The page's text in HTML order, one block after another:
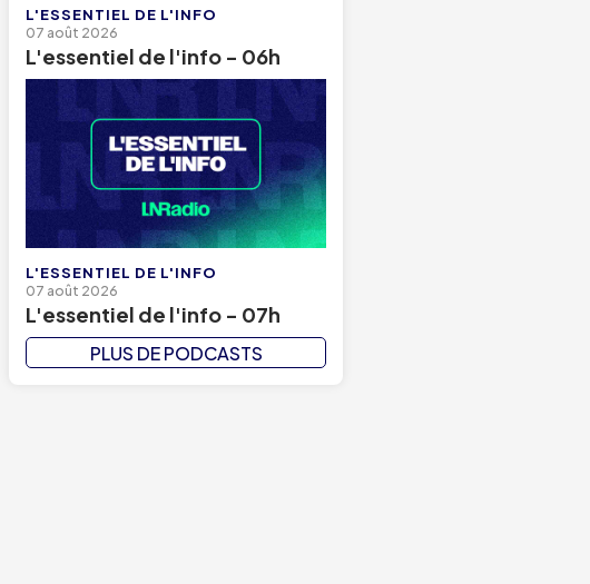
L'ESSENTIEL DE L'INFO
07 août 2026
L'essentiel de l'info - 06h
L'ESSENTIEL DE L'INFO
07 août 2026
L'essentiel de l'info - 07h
PLUS DE PODCASTS